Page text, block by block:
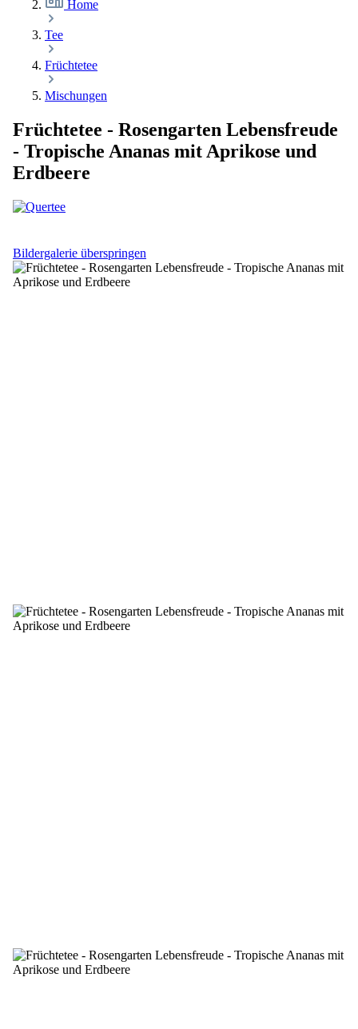
Home
Tee
Früchtetee
Mischungen
Früchtetee - Rosengarten Lebensfreude
- Tropische Ananas mit Aprikose und
Erdbeere
Bildergalerie überspringen